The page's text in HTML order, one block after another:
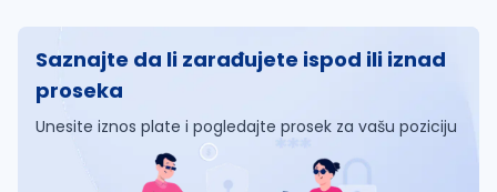
Saznajte da li zarađujete ispod ili iznad
proseka
Unesite iznos plate i pogledajte prosek za vašu poziciju